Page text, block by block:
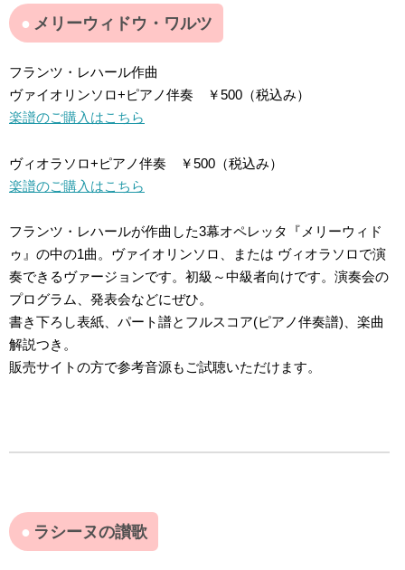
メリーウィドウ・ワルツ
フランツ・レハール作曲
ヴァイオリンソロ+ピアノ伴奏 ￥500（税込み）
楽譜のご購入はこちら
ヴィオラソロ+ピアノ伴奏 ￥500（税込み）
楽譜のご購入はこちら
フランツ・レハールが作曲した3幕オペレッタ『メリーウィド
ゥ』の中の1曲。ヴァイオリンソロ、または ヴィオラソロで演
奏できるヴァージョンです。初級～中級者向けです。演奏会の
プログラム、発表会などにぜひ。
書き下ろし表紙、パート譜とフルスコア(ピアノ伴奏譜)、楽曲
解説つき。
販売サイトの方で参考音源もご試聴いただけます。
ラシーヌの讃歌